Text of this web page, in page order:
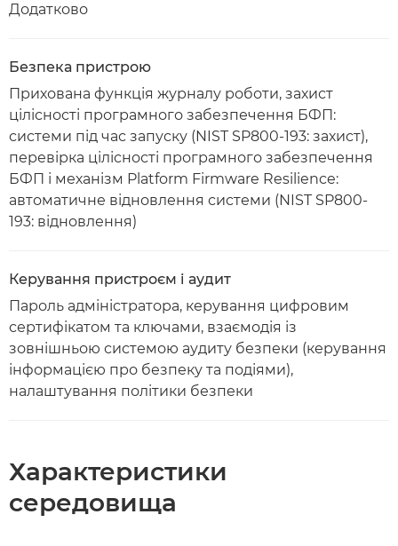
Додатково
Безпека пристрою
Прихована функція журналу роботи, захист
цілісності програмного забезпечення БФП:
системи під час запуску (NIST SP800-193: захист),
перевірка цілісності програмного забезпечення
БФП і механізм Platform Firmware Resilience:
автоматичне відновлення системи (NIST SP800-
193: відновлення)
Керування пристроєм і аудит
Пароль адміністратора, керування цифровим
сертифікатом та ключами, взаємодія із
зовнішньою системою аудиту безпеки (керування
інформацією про безпеку та подіями),
налаштування політики безпеки
Характеристики
середовища